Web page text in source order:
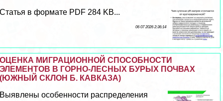
Статья в формате PDF 284 KB...
06 07 2026 2:36:14
ОЦЕНКА МИГРАЦИОННОЙ СПОСОБНОСТИ
ЭЛЕМЕНТОВ В ГОРНО-ЛЕСНЫХ БУРЫХ ПОЧВАХ
(ЮЖНЫЙ СКЛОН Б. КАВКАЗА)
Выявлены особенности распределения